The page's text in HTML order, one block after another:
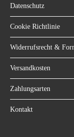
Datenschutz
Cookie Richtlinie
Widerrufsrecht &
Versandkosten
Zahlungsarten
Kontakt